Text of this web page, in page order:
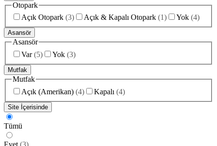
Otopark
Açık Otopark (3) Açık & Kapalı Otopark (1) Yok (4)
Asansör
Asansör
Var (5) Yok (3)
Mutfak
Mutfak
Açık (Amerikan) (4) Kapalı (4)
Site İçerisinde
Tümü
Evet (3)